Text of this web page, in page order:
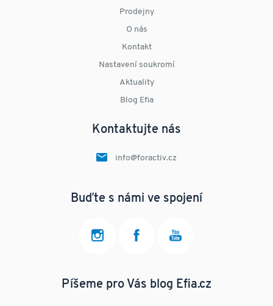
Prodejny
O nás
Kontakt
Nastavení soukromí
Aktuality
Blog Efia
Kontaktujte nás
info@foractiv.cz
Buďte s námi ve spojení
Píšeme pro Vás blog Efia.cz